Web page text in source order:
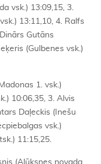
vsk.) 13:09,15, 3.
13:11,10, 4. Ralfs
Gutāns
(Gulbenes vsk.)
1. vsk.)
10:06,35, 3. Alvis
Daļeckis (Inešu
vsk.)
11:15,25.
(Alūksnes novada